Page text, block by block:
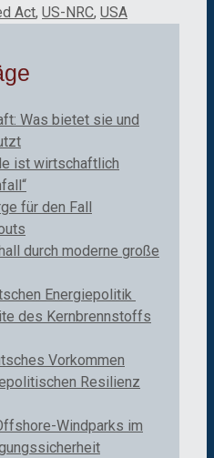
Act, US-NRC, USA
Was bietet sie und
ist wirtschaftlich
für den Fall
durch moderne große
Energiepolitik
des Kernbrennstoffs
Vorkommen
Resilienz
Windparks im